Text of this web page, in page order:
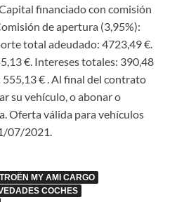
financiado con comisión
de apertura (3,95%):
total adeudado: 4723,49 €.
€. Intereses totales: 390,48
€ . Al final del contrato
su vehículo, o abonar o
Oferta válida para vehículos
07/2021.
MY AMI CARGO
COCHES